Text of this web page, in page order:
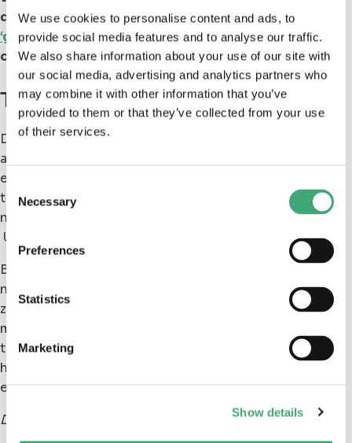
We use cookies to personalise content and ads, to
provide social media features and to analyse our traffic.
We also share information about your use of our site with
our social media, advertising and analytics partners who
may combine it with other information that you’ve
provided to them or that they’ve collected from your use
of their services.
Consent
Selection
Necessary
Preferences
Statistics
Marketing
Show details
de werkvloer? Misschien is onze
‘generatiepresentatie’dan wel iets voor jouw
organisatie
Tot slot: De Zorgfabriek
De zorg staat voor grote uitdagingen en de
arbeidsmarkt blijft voorlopig krap. Maar juist nu ligt er
een kans om het anders te doen. Minder reageren op
tekorten en meer bouwen aan wat er al is. Gebruik je
netwerk, zie mogelijkheden en doe het eens anders.
Uiteraard komen wij je daarbij helpen.
Bij De Zorgfabriek zien we dagelijks wat werkt en wat
niet. In gesprekken met zorgorganisaties en
zorgprofessionals. Herken je dit verhaal? Dan is het
misschien tijd om niet harder te zoeken, maar slimmer
te kijken. Naar je mensen. Naar je organisatie. En naar
hoe het ook kan. Bel ons eens dan hebben we het
erover!
Deze blog werd geschreven door
Rachel